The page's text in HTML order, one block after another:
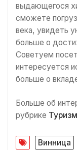
выдающегося
сможете
века, увидеть
больше о
Советуем
интересуется
больше о
Больше об
рубрике Туризм
Винница